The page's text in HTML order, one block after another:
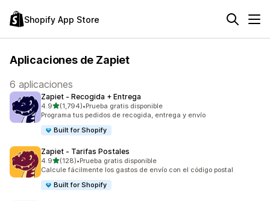
Shopify App Store
Aplicaciones de Zapiet
6 aplicaciones
Zapiet ‑ Recogida + Entrega
4.9de 5 estrellas
(1,794)
1794 reseñas en total
•Prueba gratis disponible
Programa tus pedidos de recogida, entrega y envío
Built for Shopify
Zapiet ‑ Tarifas Postales
4.9de 5 estrellas
(128)
128 reseñas en total
•Prueba gratis disponible
Calcule fácilmente los gastos de envío con el código postal
Built for Shopify